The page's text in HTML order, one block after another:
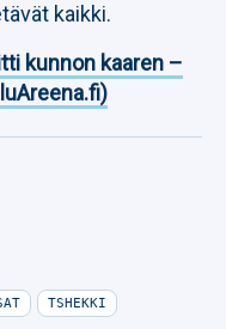
kaikki.
kunnon kaaren –
TSHEKKI